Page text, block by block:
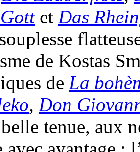
et Das
de Kostas
de La
, Don
tenue, aux